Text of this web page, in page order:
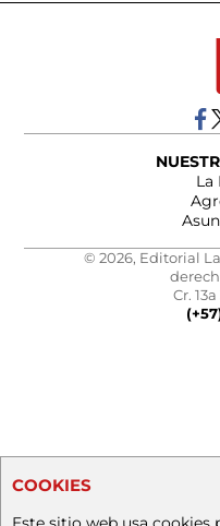
La
© 2026, Editorial
Cr.
COOKIES